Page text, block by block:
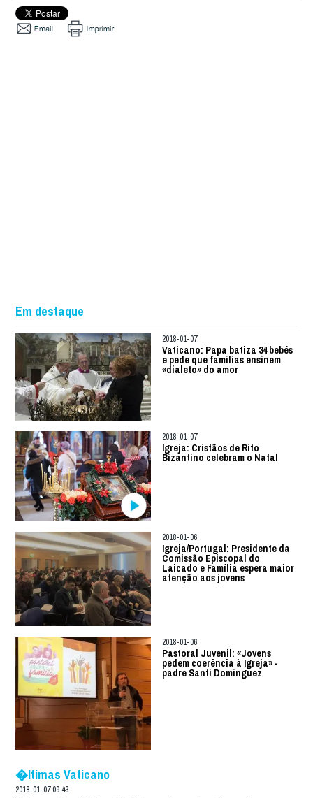
Em destaque
2018-01-07
Vaticano: Papa batiza 34 bebés
e pede que famílias ensinem
«dialeto» do amor
2018-01-07
Igreja: Cristãos de Rito
Bizantino celebram o Natal
2018-01-06
Igreja/Portugal: Presidente da
Comissão Episcopal do
Laicado e Família espera maior
atenção aos jovens
2018-01-06
Pastoral Juvenil: «Jovens
pedem coerência à Igreja» -
padre Santi Dominguez
�ltimas Vaticano
2018-01-07 09:43